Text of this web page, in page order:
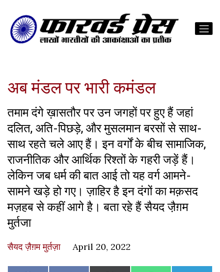
अब मंडल पर भारी कमंडल
तमाम दंगे ख़ासतौर पर उन जगहों पर हुए हैं जहां
दलित, अति-पिछड़े, और मुसलमान बरसों से साथ-
साथ रहते चले आए हैं। इन वर्गों के बीच सामाजिक,
राजनीतिक और आर्थिक रिश्तों के गहरी जड़ें हैं।
लेकिन जब धर्म की बात आई तो यह वर्ग आमने-
सामने खड़े हो गए। ज़ाहिर है इन दंगों का मक़सद
मज़हब से कहीं आगे है। बता रहे हैं सैयद जै़ग़म
मुर्तजा
सैयद ज़ैग़म मुर्तज़ा April 20, 2022